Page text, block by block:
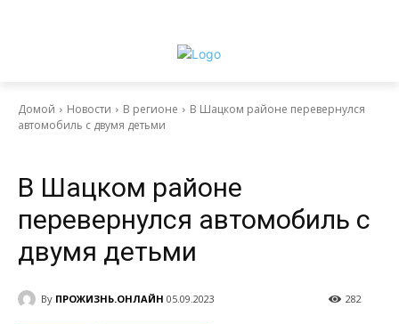
Домой Новости В регионе
В Шацком районе перевернулся
автомобиль с двумя детьми
В Шацком районе
перевернулся автомобиль с
двумя детьми
By ПРОЖИЗНЬ.ОНЛАЙН 05.09.2023 282